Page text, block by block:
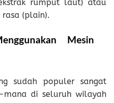
rumput laut) atau
(plain).
Mesin
sudah populer sangat
mana di seluruh wilayah